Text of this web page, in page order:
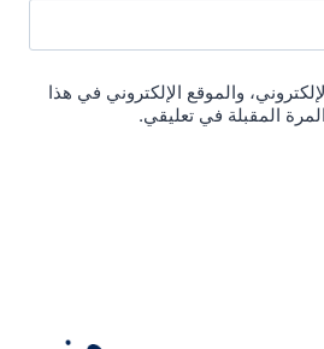
والموقع الإلكتروني في هذا
المقبلة في تعليقي.